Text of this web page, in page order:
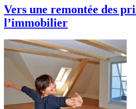
Vers une remontée des
l’immobilier